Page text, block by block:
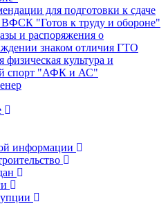
для подготовки к сдаче
"Готов к труду и обороне"
и распоряжения о
знаком отличия ГТО
физическая культура и
спорт "АФК и АС"
информации